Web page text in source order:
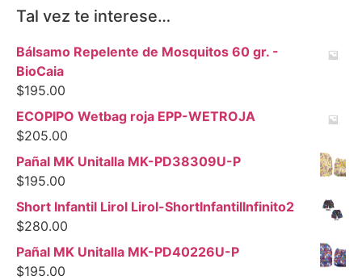
Tal vez te interese…
Bálsamo Repelente de Mosquitos 60 gr. -
BioCaia
$195.00
ECOPIPO Wetbag roja EPP-WETROJA
$205.00
Pañal MK Unitalla MK-PD38309U-P
$195.00
Short Infantil Lirol Lirol-ShortInfantilInfinito2
$280.00
Pañal MK Unitalla MK-PD40226U-P
$195.00